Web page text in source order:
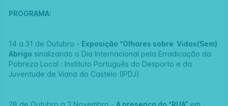
PROGRAMA:
14 a 31 de Outubro - Exposição “Olhares sobre Vidas(Sem)
Abrigo sinalizando o Dia Internacional pela Erradicação da
Pobreza Local : Instituto Português do Desporto e da
Juventude de Viana do Castelo (IPDJ)
28 de Outubro a 3 Novembro - A presença do “RUA” em